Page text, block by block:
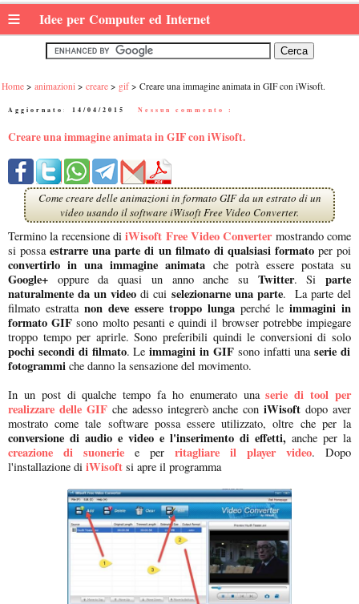
≡ Idee per Computer ed Internet
Home animazioni creare gif Creare una immagine animata in GIF con iWisoft.
Aggiornato: 14/04/2015 Nessun commento :
Creare una immagine animata in GIF con iWisoft.
Come creare delle animazioni in formato GIF da un estrato di un
video usando il software iWisoft Free Video Converter.
Termino la recensione di iWisoft Free Video Convertermostrando come
si possaestrarre una parte di un filmato di qualsiasi formatoper poi
convertirlo in una immagine animata che potrà essere postata su
Google+ oppure da quasi un anno anche suTwitter. Siparte
naturalmente da un video di cui selezionarne una parte. La parte del
filmato estratta non deve essere troppo lunga perché le immagini in
formato GIF sono molto pesanti e quindi il browser potrebbe impiegare
troppo tempo per aprirle. Sono preferibili quindi le conversioni di solo
pochi secondi di filmato. Le immagini in GIFsono infatti unaserie di
fotogrammi che danno la sensazione del movimento.
In un post di qualche tempo fa ho enumerato unaserie di tool per
realizzare delle GIFche adesso integrerò anche coniWisoftdopo aver
mostrato come tale software possa essere utilizzato, oltre che per la
conversione di audio e video e l'inserimento di effetti, anche per la
creazione di suonerie e per ritagliare il player video. Dopo
l'installazione di iWisoft si apre il programma